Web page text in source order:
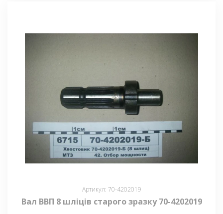
Артикул: 70-4202019
Вал ВВП 8 шліців старого зразку 70-4202019